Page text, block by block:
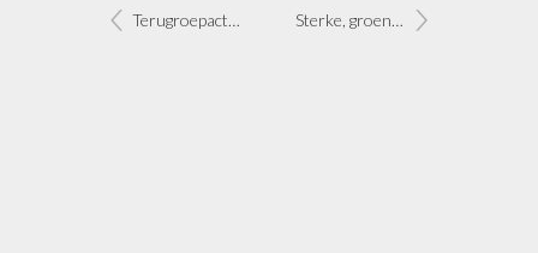
Terugroepactie Fiat Stilo Sterke, groene diesel voor Fiat Bravo